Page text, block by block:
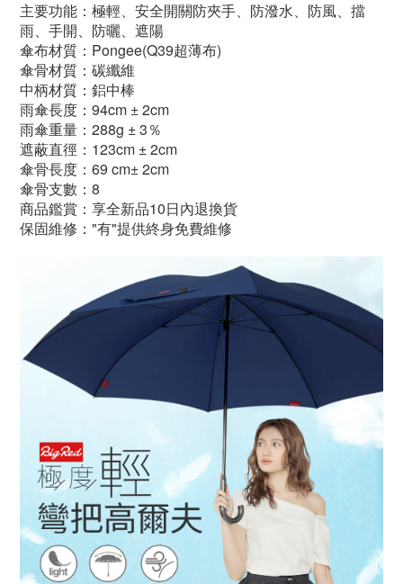
主要功能：極輕、安全開關防夾手、防潑水、防風、擋
雨、手開、防曬、遮陽
傘布材質：Pongee(Q39超薄布)
傘骨材質：碳纖維
中柄材質：鋁中棒
雨傘長度：94cm ± 2cm
雨傘重量：288g ± 3％
遮蔽直徑：123cm ± 2cm
傘骨長度：69 cm± 2cm
傘骨支數：8
商品鑑賞：享全新品10日內退換貨
保固維修："有"提供終身免費維修